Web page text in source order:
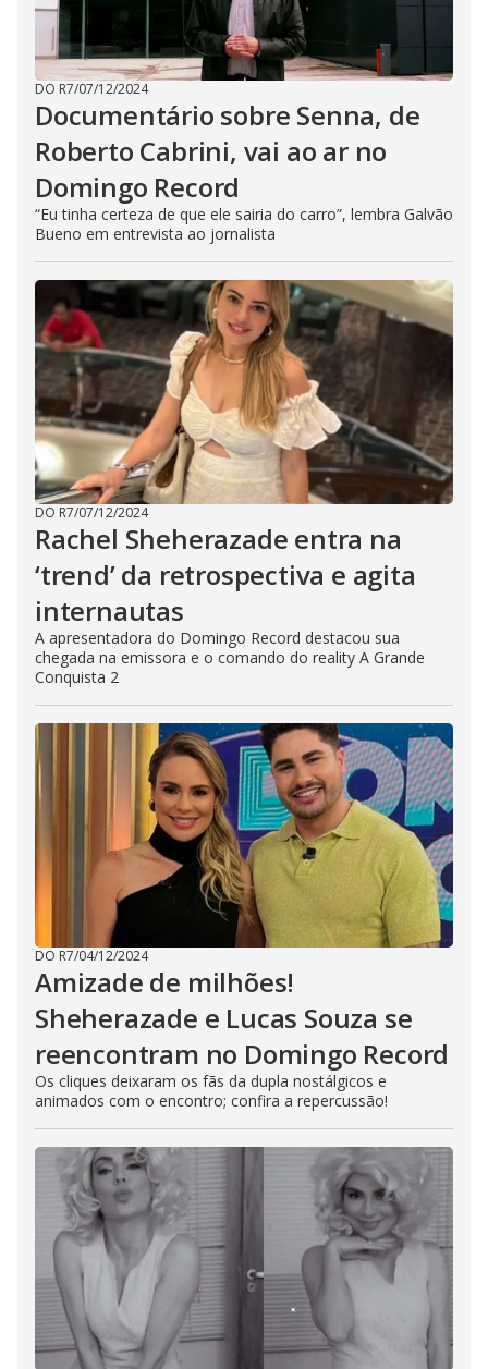
DO R7/07/12/2024
Documentário sobre Senna, de
Roberto Cabrini, vai ao ar no
Domingo Record
“Eu tinha certeza de que ele sairia do carro”, lembra Galvão
Bueno em entrevista ao jornalista
DO R7/07/12/2024
Rachel Sheherazade entra na
‘trend’ da retrospectiva e agita
internautas
A apresentadora do Domingo Record destacou sua
chegada na emissora e o comando do reality A Grande
Conquista 2
DO R7/04/12/2024
Amizade de milhões!
Sheherazade e Lucas Souza se
reencontram no Domingo Record
Os cliques deixaram os fãs da dupla nostálgicos e
animados com o encontro; confira a repercussão!